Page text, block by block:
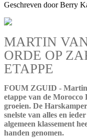
Geschreven door Berry
MARTIN
ORDE OP
ETAPPE
FOUM ZGUID - Martin
etappe van de Morocco
groeien. De
snelste van alles en
algemeen klassement
handen genomen.